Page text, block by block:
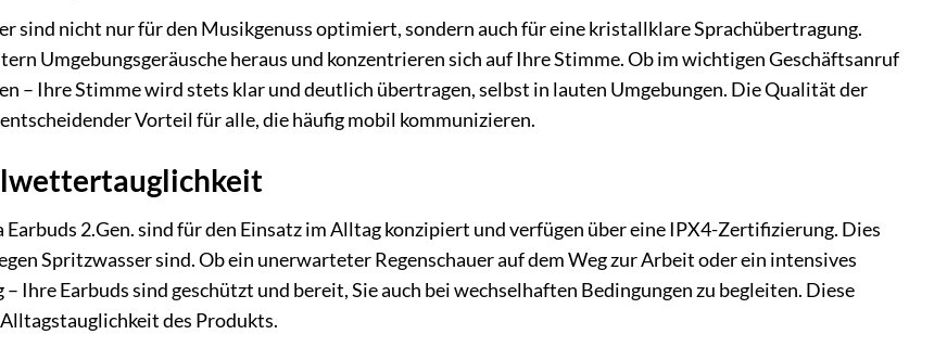
sind nicht nur für den Musikgenuss optimiert, sondern auch für eine kristallklare Sprachübertragung.
Umgebungsgeräusche heraus und konzentrieren sich auf Ihre Stimme. Ob im wichtigen Geschäftsanruf
– Ihre Stimme wird stets klar und deutlich übertragen, selbst in lauten Umgebungen. Die Qualität der
Vorteil für alle, die häufig mobil kommunizieren.
2.Gen. sind für den Einsatz im Alltag konzipiert und verfügen über eine IPX4-Zertifizierung. Dies
Spritzwasser sind. Ob ein unerwarteter Regenschauer auf dem Weg zur Arbeit oder ein intensives
Ihre Earbuds sind geschützt und bereit, Sie auch bei wechselhaften Bedingungen zu begleiten. Diese
des Produkts.